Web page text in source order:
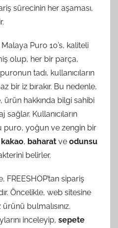
sürecinin her aşaması,
Puro 10’s, kaliteli
olup, her bir parça,
tadı, kullanıcıların
bir iz bırakır. Bu nedenle,
hakkında bilgi sahibi
Kullanıcıların
puro, yoğun ve zengin bir
kakao, baharat ve odunsu
belirler.
sipariş
Öncelikle, web sitesine
bulmalısınız.
inceleyip, sepete